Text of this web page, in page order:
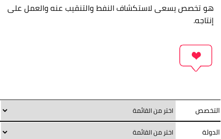
هو تخصص يسعى لاستكشاف النفط والتنقيب عنه والعمل على
إنتاجه.
التخصص
الدولة